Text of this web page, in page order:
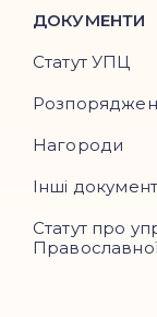
ДОКУМЕНТИ
Статут УПЦ
Нагороди
Інші
Статут про